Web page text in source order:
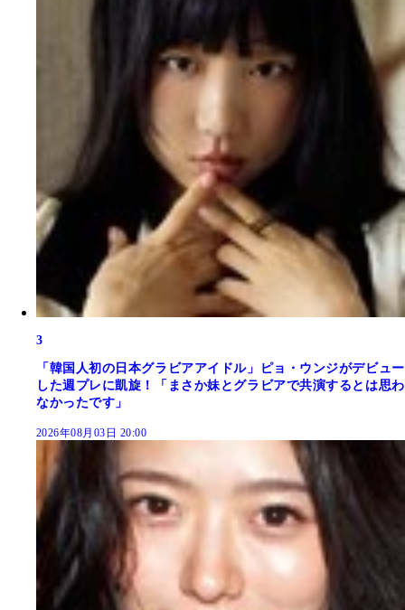
3
「韓国人初の日本グラビアアイドル」ピョ・ウンジがデビュー
した週プレに凱旋！「まさか妹とグラビアで共演するとは思わ
なかったです」
2026年08月03日 20:00